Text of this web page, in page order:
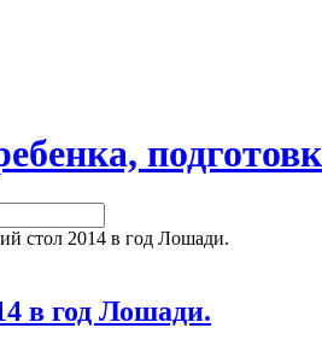
стол 2014 в год Лошади.
в год Лошади.